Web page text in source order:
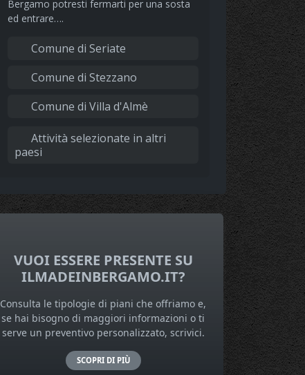
Bergamo potresti fermarti per una sosta
ed entrare….
Comune di Seriate
Comune di Stezzano
Comune di Villa d'Almè
Attività selezionate in altri
paesi
VUOI ESSERE PRESENTE SU
ILMADEINBERGAMO.IT?
Consulta le tipologie di piani che offriamo e,
se hai bisogno di maggiori informazioni o ti
serve un preventivo personalizzato, scrivici.
SCOPRI DI PIÙ